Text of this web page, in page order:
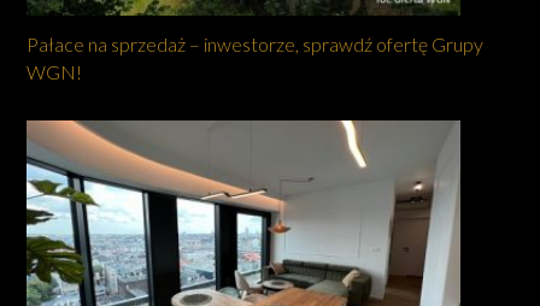
Pałace na sprzedaż – inwestorze, sprawdź ofertę Grupy
WGN!